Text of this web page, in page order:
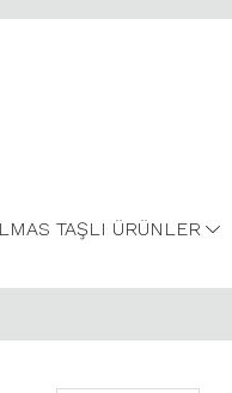
TAŞLI ÜRÜNLER